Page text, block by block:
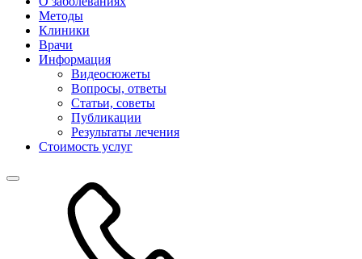
Методы
Клиники
Врачи
Информация
Видеосюжеты
Вопросы, ответы
Статьи, советы
Публикации
Результаты лечения
Стоимость услуг